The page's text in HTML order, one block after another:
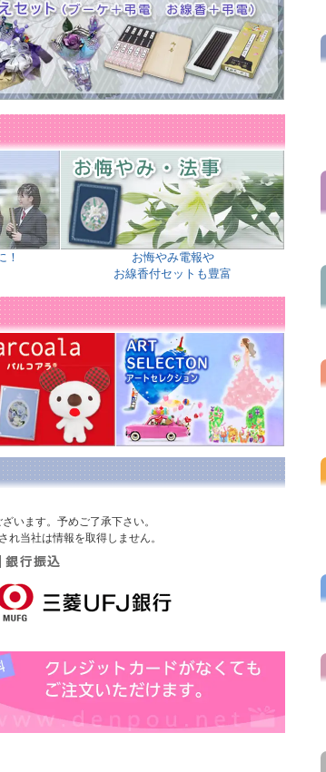
、ご自宅送付も増えております。詳しくは特集ペー
最適！
ドシリーズ パーテーション ホワイト）が新登
！「卒園卒業・入園入学特集」
をピックアップ致しました！
、ご自宅送付も増えております。詳しくは
特集ペ
み電報1商品、【弔電】布貼り黒箔押し「哀歌」と
新発売！
「りんどうの花」と空に「星」を散りばめたデザイ
ました。
フがご紹介！
しました。
致します！
20体のみ限定！お早めに！
。
すめ致します！
最適！
トーリー ブラウン）が新登場！
ト＆ピンク（ペア）」の3商品 が仲間入り★
！
お悔やみ電報や
お線香付セットも豊富
います。予めご了承下さい。
当社は情報を取得しません。